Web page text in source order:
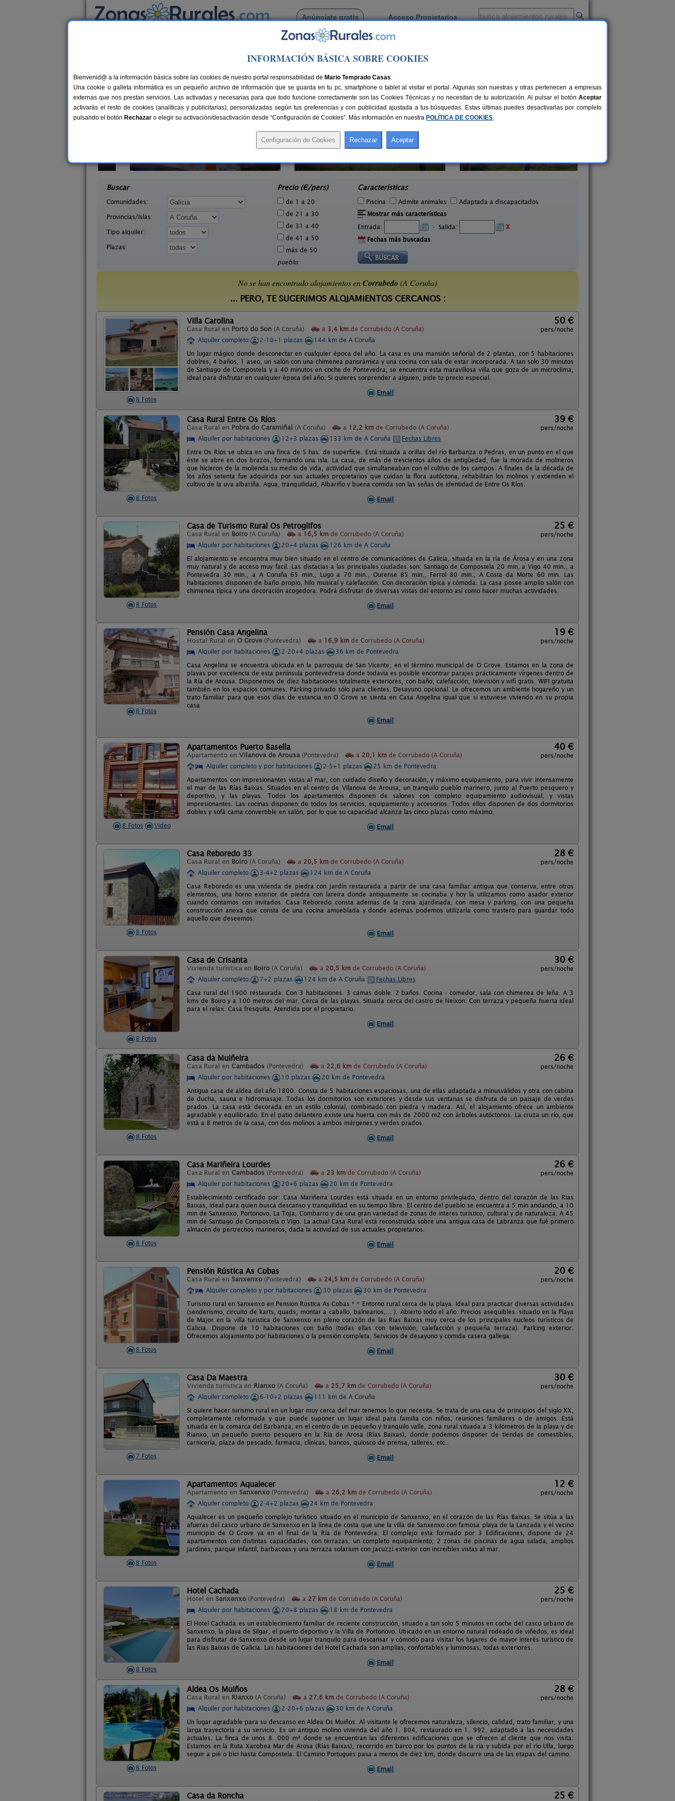
Anúnciate gratis Acceso Propietarios
Busca por pueblo
Casas Rurales cerca de Corrubedo
27 €
O Xastre de Anos
Buscar
Comunidades:
Provincias/Islas:
Tipo alquiler:
Plazas:
Precio (€/pers)
de 1 a 20
de 21 a 30
de 31 a 40
de 41 a 50
más de 50
pueblo:
Características
Piscina Admite animales
Adaptada a discapacitados
Mostrar más características
Entrada:
- Salida:
X
Fechas más buscadas
No se han encontrado alojamientos enCorrubedo (A Coruña)
... PERO, TE SUGERIMOS ALOJAMIENTOS CERCANOS :
8 Fotos
Villa Carolina
Casa Rural en Porto do Son (A Coruña) a 3,4 km de Corrubedo (A Coruña)
50 €
pers/noche
Alquiler completo
2-10+1 plazas
144 km de A Coruña
Un lugar mágico donde desconectar en cualquier época del año. La casa es una mansión señorial de 2 plantas, con 5 habitaciones
doblres, 4 baños, 1 aseo, un salón con una chimenea panorámica y una cocina con sala de estar incorporada. A tan solo 30 minutos
de Santiago de Compostela y a 40 minutos en coche de Pontevedra, se encuentra esta maravillosa villa que goza de un microclima,
ideal para disfrutar en cualquier época del año. Si quieres sorprender a alguien, pide tu precio especial.
Email
8 Fotos
Casa Rural Entre Os Ríos
Casa Rural en Pobra do Caramiñal (A Coruña) a 12,2 km de Corrubedo (A Coruña)
39 €
pers/noche
Alquiler por habitaciones
12+3 plazas 133 km de A Coruña
Fechas Libres
Entre Os Ríos se ubica en una finca de 5 has. de superficie. Está situada a orillas del río Barbanza o Pedras, en un punto en el que
éste se abre en dos brazos, formando una isla. La casa, de más de trescientos años de antigüedad, fue la morada de molineros
que hicieron de la molienda su medio de vida, actividad que simultaneaban con el cultivo de los campos. A finales de la década de
los años setenta fue adquirida por sus actuales propietarios que cuidan la flora autóctona, rehabilitan los molinos y extienden el
cultivo de la uva albariña. Agua, tranquilidad, Albariño y buena comida son las señas de identidad de Entre Os Ríos.
Email
8 Fotos
Casa de Turismo Rural Os Petroglifos
Casa Rural en Boiro (A Coruña) a 16,5 km de Corrubedo (A Coruña)
25 €
pers/noche
Alquiler por habitaciones
20+4 plazas
126 km de A Coruña
El alojamiento se encuentra muy bien situado en el centro de comunicaciónes de Galicia, situada en la ría de Ärosa y en una zona
muy natural y de acceso muy facil. Las distacias a las principales ciudades son: Santiago de Compostela 20 min, a Vigo 40 min., a
Pontevedra 30 min., a A Coruña 65 min., Lugo a 70 min., Ourense 85 min., Ferrol 80 min., A Costa da Morte 60 min. Las
habitaciones disponen de baño propio, hilo musical y calefacción. Con decoración típica y cómoda. La casa posee amplio salón con
chimenea típica y una decoración acogedora. Podrá disfrutar de diversas vistas del entorno así como hacer muchas actividades.
Email
8 Fotos
Pensión Casa Angelina
Hostal Rural en O Grove (Pontevedra) a 16,9 km de Corrubedo (A Coruña)
19 €
pers/noche
Alquiler por habitaciones
2-20+4 plazas
36 km de Pontevedra
Casa Angelina se encuentra ubicada en la parroquia de San Vicente, en el término municipal de O Grove. Estamos en la zona de
playas por excelencia de esta península pontevedresa donde todavía es posible encontrar parajes prácticamente vírgenes dentro de
la Ría de Arousa. Disponemos de diez habitaciones totalmente exteriores, con baño, calefacción, televisión y wifi gratis. WIFI gratuita
también en los espacios comunes. Párking privado sólo para clientes. Desayuno opcional. Le ofrecemos un ambiente hogareño y un
trato familiar para que esos días de estancia en O Grove se sienta en Casa Angelina igual que si estuviese viviendo en su propia
casa
Email
8 Fotos Video
Apartamentos Puerto Basella
Apartamento en Vilanova de Arousa (Pontevedra) a 20,1 km de Corrubedo (A Coruña)
40 €
pers/noche
Alquiler completo y por habitaciones
2-5+1 plazas
25 km de Pontevedra
Apartamentos con impresionantes vistas al mar, con cuidado diseño y decoración, y máximo equipamiento, para vivir intensamente
el mar de las Rías Baixas. Situados en el centro de Vilanova de Arousa, un tranquilo pueblo marinero, junto al Puerto pesquero y
deportivo, y las playas. Todos los apartamentos disponen de salones con completo equipamiento audiovisual, y vistas
impresionantes. Las cocinas disponen de todos los servicios, equipamiento y accesorios. Todos ellos disponen de dos dormitorios
dobles y sofá cama convertible en salón, por lo que su capacidad alcanza las cinco plazas como máximo.
Email
8 Fotos
Casa Reboredo 33
Casa Rural en Boiro (A Coruña) a 20,5 km de Corrubedo (A Coruña)
28 €
pers/noche
Alquiler completo
3-4+2 plazas
124 km de A Coruña
Casa Reboredo es una vivienda de piedra con jardín restaurada a partir de una casa familiar antigua que conserva, entre otros
elementos, una horno exterior de piedra con lareira donde antiguamente se cocinaba y hoy la utilizamos como asador exterior
cuando contamos con invitados. Casa Reboredo consta ademas de la zona ajardinada, con mesa y parking, con una pequeña
construcción anexa que consta de una cocina amueblada y donde ademas podemos utilizarla como trastero para guardar todo
aquello que deseemos.
Email
8 Fotos
Casa de Crisanta
Vivienda turística en Boiro (A Coruña) a 20,5 km de Corrubedo (A Coruña)
30 €
pers/noche
Alquiler completo
7+2 plazas 124 km de A Coruña
Fechas Libres
Casa rural del 1900 restaurada. Con 3 habitaciones. 3 camas doble. 2 baños. Cocina - comedor, sala con chimenea de leña. A 3
kms de Boiro y a 100 metros del mar. Cerca de las playas. Situada cerca del castro de Neixon. Con terraza y pequeña huerta ideal
para el relax. Casa fresquita. Atendida por el propietario.
Email
8 Fotos
Casa da Muiñeira
Casa Rural en Cambados (Pontevedra) a 22,6 km de Corrubedo (A Coruña)
26 €
pers/noche
Alquiler por habitaciones
10 plazas
20 km de Pontevedra
Antigua casa de aldea del año 1800. Consta de 5 habitaciones espaciosas, una de ellas adaptada a minusválidos y otra con cabina
de ducha, sauna e hidromasaje. Todas los dormitorios son exteriores y desde sus ventanas se disfruta de un paisaje de verdes
prados. La casa está decorada en un estilo colonial, combinado con piedra y madera. Así, el alojamiento ofrece un ambiente
agradable y equilibrado. En el patio delantero existe una huerta con más de 2000 m2 con árboles autóctonos. La cruza un río, que
está a 8 metros de la casa, con dos molinos a ambos márgenes y verdes prados.
Email
8 Fotos
Casa Mariñeira Lourdes
Casa Rural en Cambados (Pontevedra) a 23 km de Corrubedo (A Coruña)
26 €
pers/noche
Alquiler por habitaciones
20+6 plazas
20 km de Pontevedra
Establecimiento certificado por: Casa Mariñeira Lourdes está situada en un entorno privilegiado, dentro del corazón de las Rias
Baixas, ideal para quien busca descanso y tranquilidad en su tiempo libre. El centro del pueblo se encuentra a 5 min andando, a 10
min de Sanxenxo, Portonovo, La Toja, Combarro y de una gran variedad de zonas de interes turístico, cultural y de naturaleza. A 45
min de Santiago de Compostela o Vigo. La actual Casa Rural está reconstruida sobre una antigua casa de Labranza que fué primero
almacén de pertrechos marineros, dada la actividad de sus actuales propietarios.
Email
8 Fotos
Pensión Rústica As Cobas
Casa Rural en Sanxenxo (Pontevedra) a 24,5 km de Corrubedo (A Coruña)
20 €
pers/noche
Alquiler completo y por habitaciones
30 plazas
30 km de Pontevedra
Turismo rural en Sanxenxo en Pension Rustica As Cobas * * Entorno rural cerca de la playa. Ideal para practicar diversas actividades
(senderismo, circuito de karts, quads, montar a caballo, balnearios,... ). Abierto todo el año. Precios asequibles. situado en la Playa
de Major en la villa turistica de Sanxenxo en pleno corazón de las Rias Baixas muy cerca de los principales nucleos turísticos de
Galicia. Dispone de 10 habitaciones con baño (todas ellas con televisión, calefacción y pequeña terraza). Parking exterior.
Ofrecemos alojamiento por habitaciones o la pensión completa. Servicios de desayuno y comida casera gallega.
Email
7 Fotos
Casa Da Maestra
Vivienda turística en Rianxo (A Coruña) a 25,7 km de Corrubedo (A Coruña)
30 €
pers/noche
Alquiler completo
6-10+2 plazas
111 km de A Coruña
Si quiere hacer turismo rural en un lugar muy cerca del mar tenemos lo que necesita. Se trata de una casa de principios del siglo XX,
completamente reformada y que puede suponer un lugar ideal para familia con niños, reuniones familiares o de amigos. Está
situada en la comarca del Barbanza, en el centro de un pequeño y tranquilo valle, zona rural situada a 3 kilómetros de la playa y de
Rianxo, un pequeño puerto pesquero en la Ría de Arosa (Rías Baixas), donde podemos disponer de tiendas de comestibles,
carnicería, plaza de pescado, farmacia, clínicas, bancos, quiosco de prensa, talleres, etc..
Email
8 Fotos
Apartamentos Aqualecer
Apartamento en Sanxenxo (Pontevedra) a 26,2 km de Corrubedo (A Coruña)
12 €
pers/noche
Alquiler completo
2-4+2 plazas
24 km de Pontevedra
Aqualecer es un pequeño complejo turístico situado en el municipio de Sanxenxo, en el corazón de las Rías Baixas. Se sitúa a las
afueras del casco urbano de Sanxenxo en la línea de costa que une la villa de Sanxenxo con famosa playa de la Lanzada y el vecino
municipio de O Grove ya en el final de la Ría de Pontevedra. El complejo esta formado por 3 Edificaciones, dispone de 24
apartamentos con distintas capacidades, con terrazas, un completo equipamiento, 2 zonas de piscinas de agua salada, amplios
jardines, parque infantil, barbacoas y una terraza solarium con jacuzzi exterior con increibles vistas al mar.
Email
8 Fotos
Hotel Cachada
Hotel en Sanxenxo (Pontevedra) a 27 km de Corrubedo (A Coruña)
25 €
pers/noche
Alquiler por habitaciones
20+8 plazas
18 km de Pontevedra
El Hotel Cachada es un establecimiento familiar de reciente construcción, situado a tan solo 5 minutos en coche del casco urbano de
Sanxenxo, la playa de Silgar, el puerto deportivo y la Villa de Portonovo. Ubicado en un entorno natural rodeado de viñedos, es ideal
para disfrutar de Sanxenxo desde un lugar tranquilo para descansar y cómodo para visitar los lugares de mayor interés turístico de
las Rias Baixas de Galicia. Las habitaciones del Hotel Cachada son amplias, confortables y luminosas, todas exteriores.
Email
8 Fotos
Aldea Os Muiños
Casa Rural en Rianxo (A Coruña) a 27,6 km de Corrubedo (A Coruña)
28 €
pers/noche
Alquiler por habitaciones
2-20+6 plazas
30 km de A Coruña
Un lugar agradable para su descanso en Aldea Os Muiños. Al visitante le ofrecemos naturaleza, silencio, calidad, trato familiar, y una
larga trayectoria a su servicio. Es un antiguo molino vivienda del año 1. 804, restaurado en 1. 992, adaptado a las necesidades
actuales. La finca de unos 8. 000 m² donde se encuentran las diferentes edificaciones que se ofrecen al cliente que nos visita.
Estamos en la Ruta Xacobea Mar de Arosa (Rías Baixas), recorrido en barco por los puntos de la ría y subida por el río Ulla, luego
seguir a pié o bici hasta Compostela. El Camino Portugués pasa a menos de diez km, donde discurre una de las etapas del camino.
Email
Casa da Roncha 25 €
INFORMACIÓN BÁSICA SOBRE COOKIES
Bienvenid@ a la información básica sobre las cookies de nuestro portal responsabilidad de Mario Temprado Casas.
Una cookie o galleta informática es un pequeño archivo de información que se guarda en tu pc, smartphone o tablet al visitar el portal. Algunas son nuestras y otras pertenecen a empresas
externas que nos prestan servicios. Las activadas y necesarias para que todo funcione correctamente son las Cookies Técnicas y no necesitan de tu autorización. Al pulsar el botón Aceptar
activarás el resto de cookies (analíticas y publicitarias), personalizadas según tus preferencias y con publicidad ajustada a tus búsquedas. Estas últimas puedes desactivarlas por completo
pulsando el botón Rechazar o elegir su activación/desactivación desde “Configuración de Cookies”. Más información en nuestra POLÍTICA DE COOKIES.